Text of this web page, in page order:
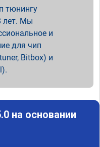
тюнингу
лет. Мы
и
для чип
Bitbox) и
на основании